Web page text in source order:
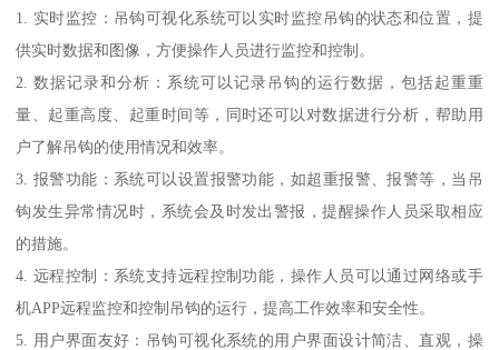
1. 实时监控：吊钩可视化系统可以实时监控吊钩的状态和位置，提
供实时数据和图像，方便操作人员进行监控和控制。
2. 数据记录和分析：系统可以记录吊钩的运行数据，包括起重重
量、起重高度、起重时间等，同时还可以对数据进行分析，帮助用
户了解吊钩的使用情况和效率。
3. 报警功能：系统可以设置报警功能，如超重报警、报警等，当吊
钩发生异常情况时，系统会及时发出警报，提醒操作人员采取相应
的措施。
4. 远程控制：系统支持远程控制功能，操作人员可以通过网络或手
机APP远程监控和控制吊钩的运行，提高工作效率和安全性。
5. 用户界面友好：吊钩可视化系统的用户界面设计简洁、直观，操